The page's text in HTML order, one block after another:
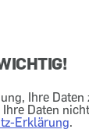
Ihre Daten
Daten
Erklärung.
ersetzte